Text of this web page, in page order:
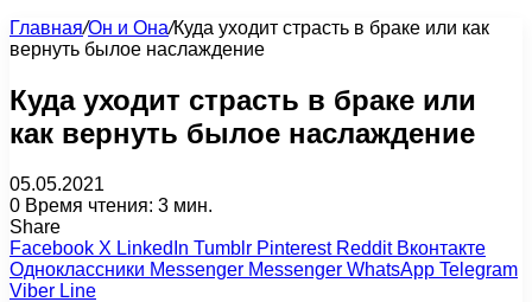
Главная/Он и Она/Куда уходит страсть в браке или как
вернуть былое наслаждение
Куда уходит страсть в браке или
как вернуть былое наслаждение
05.05.2021
0 Время чтения: 3 мин.
Share
Facebook X LinkedIn Tumblr Pinterest Reddit Вконтакте
Одноклассники Messenger Messenger WhatsApp Telegram
Viber Line